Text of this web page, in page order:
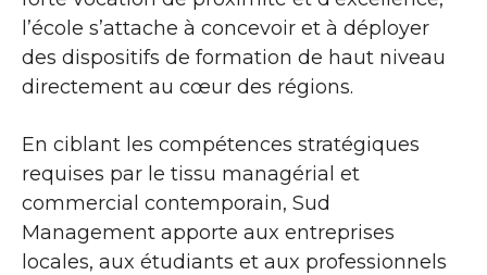
l’école s’attache à concevoir et à déployer
des dispositifs de formation de haut niveau
directement au cœur des régions.
En ciblant les compétences stratégiques
requises par le tissu managérial et
commercial contemporain, Sud
Management apporte aux entreprises
locales, aux étudiants et aux professionnels